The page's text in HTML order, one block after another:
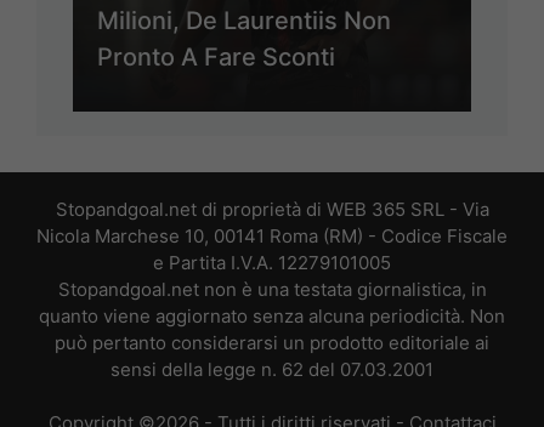
Milioni, De Laurentiis Non
Pronto A Fare Sconti
Stopandgoal.net di proprietà di WEB 365 SRL - Via
Nicola Marchese 10, 00141 Roma (RM) - Codice Fiscale
e Partita I.V.A. 12279101005
Stopandgoal.net non è una testata giornalistica, in
quanto viene aggiornato senza alcuna periodicità. Non
può pertanto considerarsi un prodotto editoriale ai
sensi della legge n. 62 del 07.03.2001